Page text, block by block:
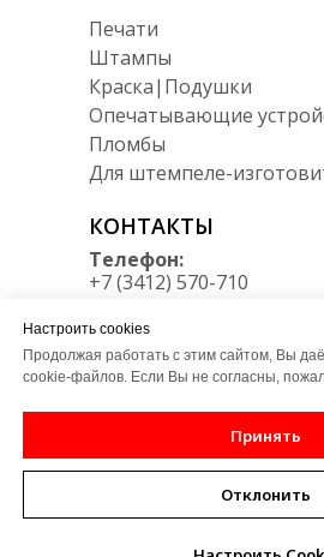
Телефон:
+7 (3412) 570-710
Печати
Штампы
Краска|Подушки
Опечатывающие
Пломбы
Для штемпеле-
КОНТАКТЫ
E-mail:
zakaz@LT-udm.ru
Мессенджеры:
Telegram/Max+7 950
Адрес:
426008, УР, г. Ижевск, ул.
Пушкинская, 220
Настроить cookies
Продолжая работать с этим сайтом, Вы
cookie-файлов. Если Вы не согласны,
Принять
Отклонить